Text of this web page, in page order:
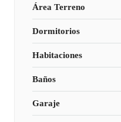
Área Terreno
Dormitorios
Habitaciones
Baños
Garaje